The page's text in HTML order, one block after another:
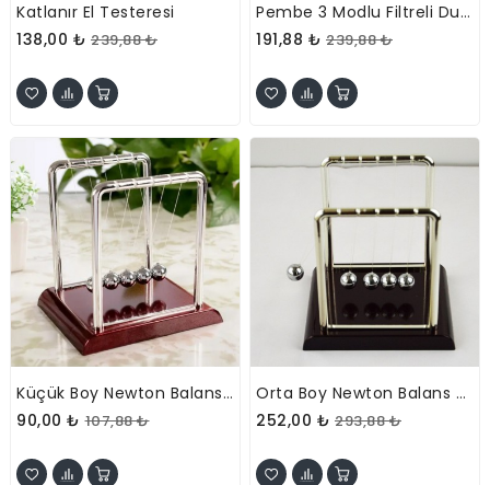
Katlanır El Testeresi
138,00 ₺ 239,88 ₺
Pembe 3 Modlu Filtreli Duş Başlığı
191,88 ₺ 239,88 ₺
Küçük Boy Newton Balans Denge Topları
90,00 ₺ 107,88 ₺
Orta Boy Newton Balans Denge Topları
252,00 ₺ 293,88 ₺